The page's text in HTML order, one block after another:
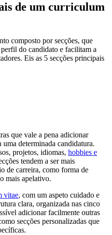
de um curriculum
composto por secções, que
do candidato e facilitam a
Eis as 5 secções principais
que vale a pena adicionar
uma determinada candidatura.
projetos, idiomas, hobbies e
tendem a ser mais
de carreira, como forma de
mais apelativo.
vitae, com um aspeto cuidado e
clara, organizada nas cinco
adicionar facilmente outras
secções personalizadas que